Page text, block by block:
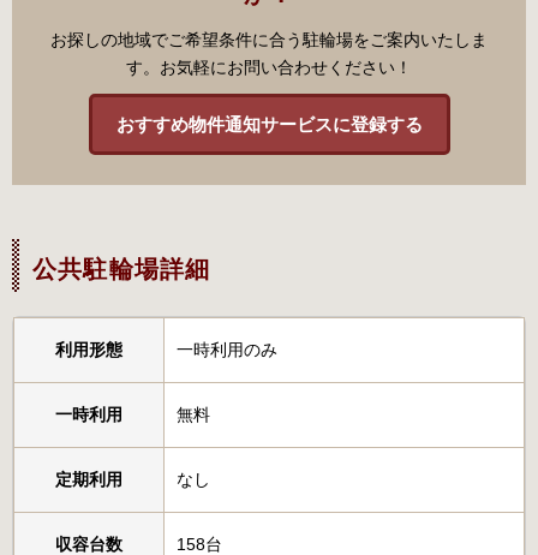
お探しの地域でご希望条件に合う駐輪場をご案内いたしま
す。お気軽にお問い合わせください！
おすすめ物件通知サービスに登録する
公共駐輪場詳細
利用形態 一時利用のみ
一時利用 無料
定期利用 なし
収容台数 158台